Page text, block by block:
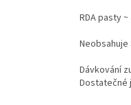
RDA pasty
Dávkování
Dostatečné